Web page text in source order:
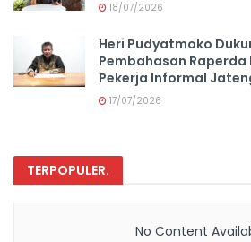
18/07/2026
Heri Pudyatmoko
Pembahasan Raperda
Pekerja Informal
17/07/2026
TERPOPULER.
No Content